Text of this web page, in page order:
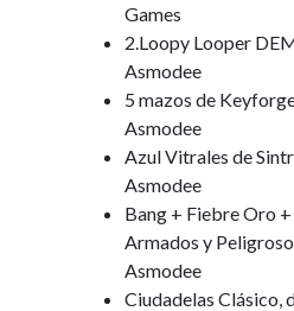
Games
2.Loopy Looper
Asmodee
5 mazos de
Asmodee
Azul Vitrales de
Asmodee
Bang + Fiebre Oro
Armados y
Asmodee
Ciudadelas Clásico,